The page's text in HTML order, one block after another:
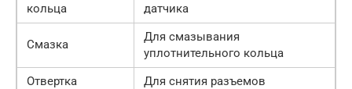
кольца
датчика
Смазка
Для смазывания
уплотнительного кольца
Отвертка
Для снятия разъемов